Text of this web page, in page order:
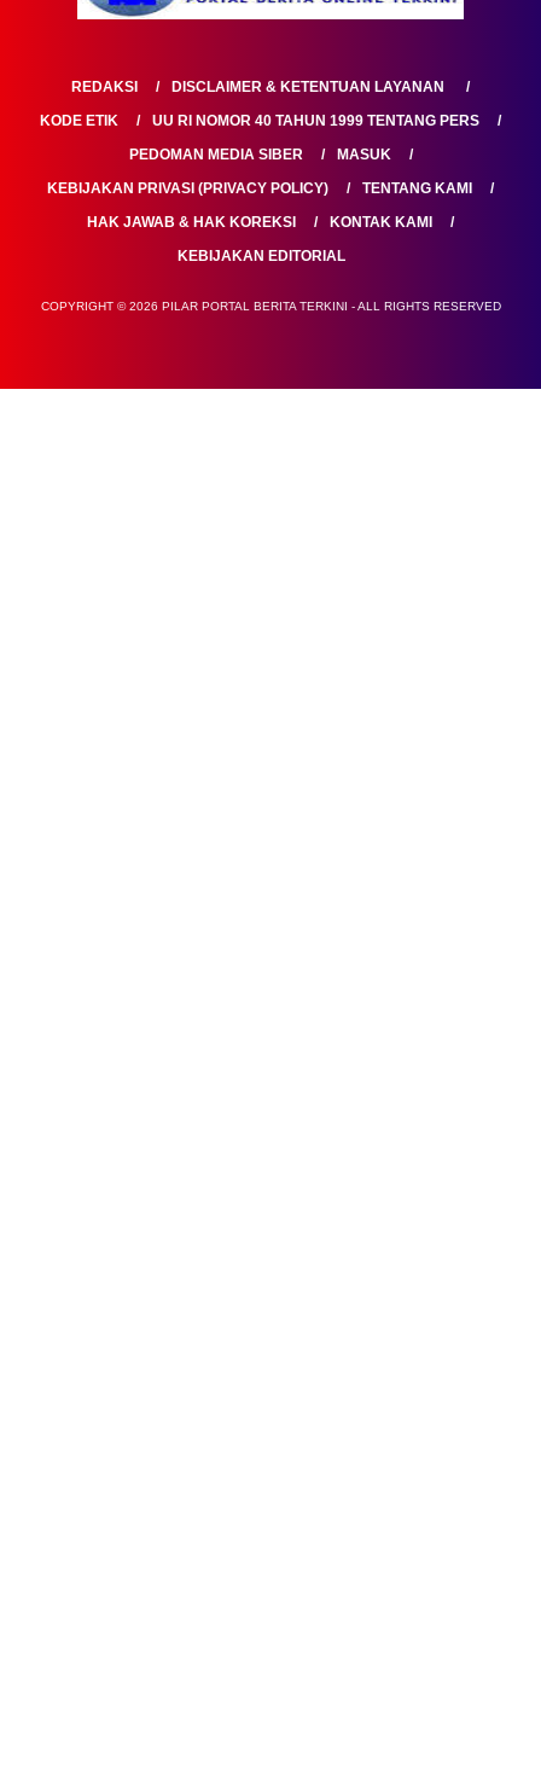
REDAKSI
DISCLAIMER & KETENTUAN LAYANAN
KODE ETIK
UU RI NOMOR 40 TAHUN 1999 TENTANG PERS
PEDOMAN MEDIA SIBER
MASUK
KEBIJAKAN PRIVASI (PRIVACY POLICY)
TENTANG KAMI
HAK JAWAB & HAK KOREKSI
KONTAK KAMI
KEBIJAKAN EDITORIAL
COPYRIGHT © 2026 PILAR PORTAL BERITA TERKINI - ALL RIGHTS RESERVED